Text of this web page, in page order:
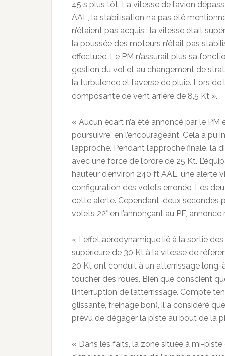
45 s plus tôt. La vitesse de l’avion
AAL, la stabilisation n’a pas été
n’étaient pas acquis : la vitesse était
la poussée des moteurs n’était pas
effectuée. Le PM n’assurait plus sa
gestion du vol et au changement de
la turbulence et l’averse de pluie. Lors de
composante de vent arrière de 8,5 Kt ».
« Aucun écart n’a été annoncé par le
poursuivre, en l’encourageant. Cela a pu
l’approche. Pendant l’approche finale,
avec une force de l’ordre de 25 Kt.
hauteur d’environ 240 ft AAL, une alerte
configuration des volets erronée. Les
cette alerte. Cependant, deux secondes
volets 22° en l’annonçant au PF,
« L’effet aérodynamique lié à la sortie
supérieure de 30 Kt à la vitesse de
20 Kt ont conduit à un atterrissage long,
toucher des roues. Bien que conscient
l’interruption de l’atterrissage. Compte
glissante, freinage bon), il a considéré
prévu de dégager la piste au bout de la
« Dans les faits, la zone située à mi-